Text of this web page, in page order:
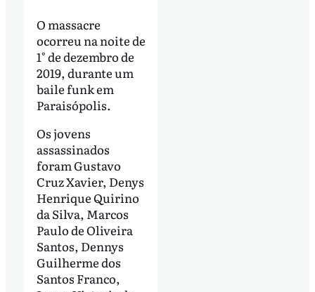
O massacre
ocorreu na noite de
1° de dezembro de
2019, durante um
baile funk em
Paraisópolis.
Os jovens
assassinados
foram Gustavo
Cruz Xavier, Denys
Henrique Quirino
da Silva, Marcos
Paulo de Oliveira
Santos, Dennys
Guilherme dos
Santos Franco,